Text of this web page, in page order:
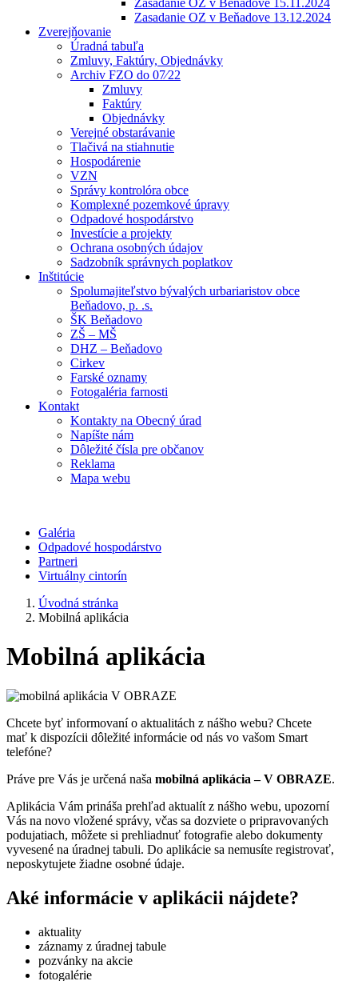
Zasadanie OZ v Beňadove 15.11.2024
Zasadanie OZ v Beňadove 13.12.2024
Zverejňovanie
Úradná tabuľa
Zmluvy, Faktúry, Objednávky
Archiv FZO do 07⁄22
Zmluvy
Faktúry
Objednávky
Verejné obstarávanie
Tlačivá na stiahnutie
Hospodárenie
VZN
Správy kontrolóra obce
Komplexné pozemkové úpravy
Odpadové hospodárstvo
Investície a projekty
Ochrana osobných údajov
Sadzobník správnych poplatkov
Inštitúcie
Spolumajiteľstvo bývalých urbariaristov obce
Beňadovo, p. .s.
ŠK Beňadovo
ZŠ – MŠ
DHZ – Beňadovo
Cirkev
Farské oznamy
Fotogaléria farnosti
Kontakt
Kontakty na Obecný úrad
Napíšte nám
Dôležité čísla pre občanov
Reklama
Mapa webu
Galéria
Odpadové hospodárstvo
Partneri
Virtuálny cintorín
Úvodná stránka
Mobilná aplikácia
Mobilná aplikácia
Chcete byť informovaní o aktualitách z nášho webu? Chcete
mať k dispozícii dôležité informácie od nás vo vašom Smart
telefóne?
Práve pre Vás je určená naša mobilná aplikácia – V OBRAZE.
Aplikácia Vám prináša prehľad aktualít z nášho webu, upozorní
Vás na novo vložené správy, včas sa dozviete o pripravovaných
podujatiach, môžete si prehliadnuť fotografie alebo dokumenty
vyvesené na úradnej tabuli. Do aplikácie sa nemusíte registrovať,
neposkytujete žiadne osobné údaje.
Aké informácie v aplikácii nájdete?
aktuality
záznamy z úradnej tabule
pozvánky na akcie
fotogalérie